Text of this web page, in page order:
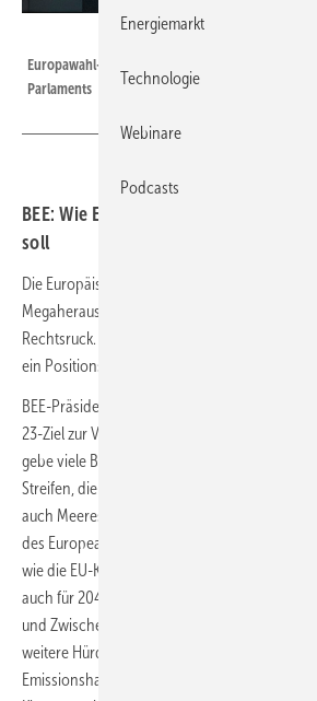
Europawahl-Event One month to go: Illumination
Parlaments
BEE: Wie EU nach der Wahl die
soll
Die Europäische Union (EU) steht nach der
Megaherausforderungen wie auch dem
Rechtsruck. Der Erneuerbaren-Verband BEE
ein Positionspapier dagegen vor.
BEE-Präsidentin Simone Peter erklärte, nun
23-Ziel zur Verdreifachung des
gebe viele Bremsfaktoren: die Kriege in der
Streifen, die vielleicht zweite US-
auch Meereswindkraft stoppen will. Peter
des European Green Deal und lobt das Paket
wie die EU-Kommission ein verbindliches
auch für 2040 von 90 bis 95 Prozent
und Zwischenziele. Und er schlägt ein „Fit-for-
weitere Hürden beim Erneuerbarenausbau vor
Emissionshandel ohne kostenlose CO2-
Energiemarkt
Technologie
Webinare
Podcasts